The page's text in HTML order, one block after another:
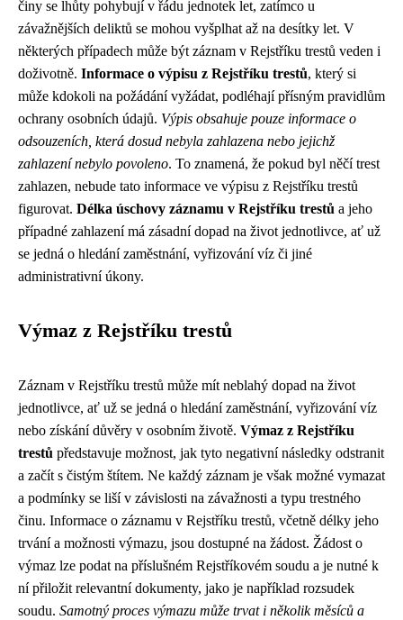
činy se lhůty pohybují v řádu jednotek let, zatímco u
závažnějších deliktů se mohou vyšplhat až na desítky let. V
některých případech může být záznam v Rejstříku trestů veden i
doživotně. Informace o výpisu z Rejstříku trestů, který si
může kdokoli na požádání vyžádat, podléhají přísným pravidlům
ochrany osobních údajů. Výpis obsahuje pouze informace o
odsouzeních, která dosud nebyla zahlazena nebo jejichž
zahlazení nebylo povoleno. To znamená, že pokud byl něčí trest
zahlazen, nebude tato informace ve výpisu z Rejstříku trestů
figurovat. Délka úschovy záznamu v Rejstříku trestů a jeho
případné zahlazení má zásadní dopad na život jednotlivce, ať už
se jedná o hledání zaměstnání, vyřizování víz či jiné
administrativní úkony.
Výmaz z Rejstříku trestů
Záznam v Rejstříku trestů může mít neblahý dopad na život
jednotlivce, ať už se jedná o hledání zaměstnání, vyřizování víz
nebo získání důvěry v osobním životě. Výmaz z Rejstříku
trestů představuje možnost, jak tyto negativní následky odstranit
a začít s čistým štítem. Ne každý záznam je však možné vymazat
a podmínky se liší v závislosti na závažnosti a typu trestného
činu. Informace o záznamu v Rejstříku trestů, včetně délky jeho
trvání a možnosti výmazu, jsou dostupné na žádost. Žádost o
výmaz lze podat na příslušném Rejstříkovém soudu a je nutné k
ní přiložit relevantní dokumenty, jako je například rozsudek
soudu. Samotný proces výmazu může trvat i několik měsíců a